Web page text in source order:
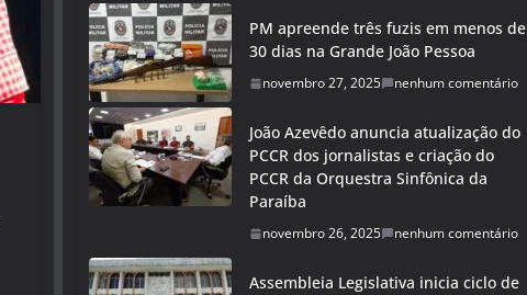
PM apreende três fuzis em menos de
30 dias na Grande João Pessoa
novembro 27, 2025 nenhum comentário
João Azevêdo anuncia atualização do
PCCR dos jornalistas e criação do
PCCR da Orquestra Sinfônica da
Paraíba
novembro 26, 2025 nenhum comentário
Assembleia Legislativa inicia ciclo de